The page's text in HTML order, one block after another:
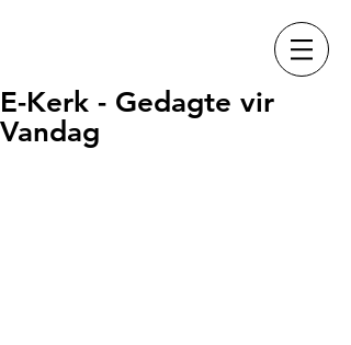
E-Kerk - Gedagte vir
Vandag